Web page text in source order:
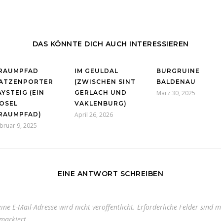
DAS KÖNNTE DICH AUCH INTERESSIEREN
(EIN
9, 2025
IM GEULDAL
(ZWISCHEN SINT
GERLACH UND
VAKLENBURG)
April 26, 2026
BURGRUINE
BALDENAU
März 30, 2025
EINE ANTWORT SCHREIBEN
E-Mail-Adresse wird nicht veröffentlicht. Erforderliche Felder sind